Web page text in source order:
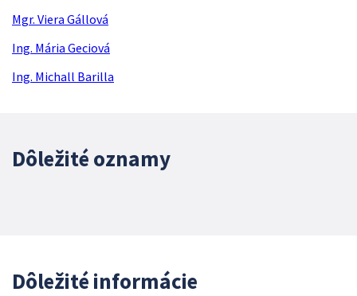
Mgr. Viera Gállová
Ing. Mária Geciová
Ing. Michall Barilla
Dôležité oznamy
Dôležité informácie